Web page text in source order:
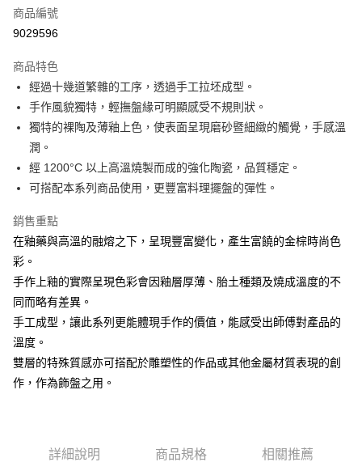
超商取貨付款
街口支付
悠遊付
AFTEE先享後付
相關說明
【關於「AFTEE先享後付」】
AFTEE先享後付是「在收到商品之後才付款」的支付方式。 讓您購物簡單
１．簡單：不需註冊會員、不需綁卡、不需儲值。
２．便利：只要手機號碼，簡訊認證，即可結帳。
３．安心：先確認商品／服務後，再付款。
【「AFTEE先享後付」結帳流程】
１．於結帳方式選擇「AFTEE先享後付」後，將跳轉至「AFTEE先享後付」
２．訂單成立數日內，您將收到繳費通知簡訊。
３．收到繳費通知簡訊後14天內，點擊此簡訊中的連結，可透過四大超商／
ATM／網路銀行／等多元方式進行付款，方視為交易完成。
※ 請注意：結帳手續完成當下不需立刻繳費，但若您需要取消訂單，請聯絡
購買商品的店家。未經商家同意取消之訂單仍視為有效，需透過AFTEE先享
ATM付款
全家取貨付款
每筆NT$60，滿NT$1,500(含以上)免運費
7-11取貨付款
宅配
每筆NT$100，滿NT$1,500(含以上)免運費
商品編號
9029596
商品特色
經過十幾道繁雜的工序，透過手工拉坯成型。
手作風貌獨特，輕撫盤緣可明顯感受不規則狀。
獨特的裸陶及薄釉上色，使表面呈現磨砂暨細緻的觸覺，手感溫
潤。
經 1200°C 以上高溫燒製而成的強化陶瓷，品質穩定。
可搭配本系列商品使用，更豐富料理擺盤的彈性。
銷售重點
在釉藥與高溫的融熔之下，呈現豐富變化，產生富饒的金棕時尚色
彩。
手作上釉的實際呈現色彩會因釉層厚薄、胎土種類及燒成溫度的不
同而略有差異。
手工成型，讓此系列更能體現手作的價值，能感受出師傅對產品的
溫度。
雙層的特殊質感亦可搭配於雕塑性的作品或其他金屬材質表現的創
作，作為飾盤之用。
詳細說明 商品規格 相關推薦